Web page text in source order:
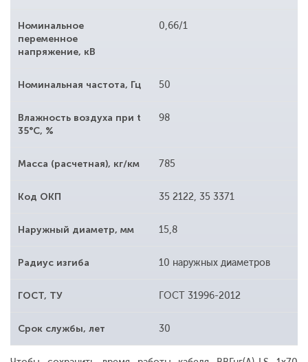
Номинальное
переменное
напряжение, кВ
0,66/1
Номинальная частота, Гц 50
Влажность воздуха при t
35°С, %
98
Масса (расчетная), кг/км 785
Код ОКП 35 2122, 35 3371
Наружный диаметр, мм 15,8
Радиус изгиба 10 наружных диаметров
ГОСТ, ТУ ГОСТ 31996-2012
Срок службы, лет 30